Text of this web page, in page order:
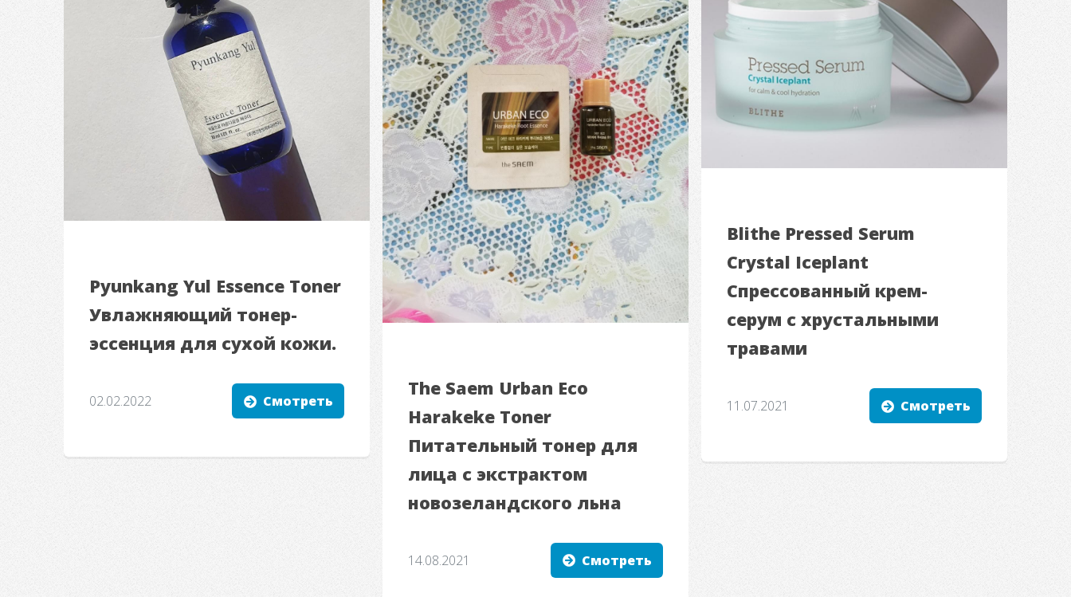
Pyunkang Yul Essence Toner
Увлажняющий тонер-
эссенция для сухой кожи.
02.02.2022 Смотреть
The Saem Urban Eco
Harakeke Toner
Питательный тонер для
лица с экстрактом
новозеландского льна
14.08.2021 Смотреть
Blithe Pressed Serum
Crystal Iceplant
Спрессованный крем-
серум с хрустальными
травами
11.07.2021 Смотреть